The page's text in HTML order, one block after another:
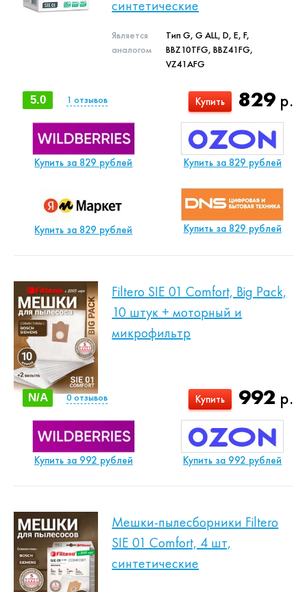
синтетические
Является
аналогом
Тип G, G ALL, D, E, F,
BBZ10TFG, BBZ41FG,
VZ41AFG
829 р.
Купить
5.0 1 отзывов
Купить за 829 рублей Купить за 829 рублей
Купить за 829 рублей Купить за 829 рублей
Filtero SIE 01 Comfort, Big Pack,
10 штук + моторный и
микрофильтр
992 р.
Купить
N/A 0отзывов
Купить за 992 рублей Купить за 992 рублей
Мешки-пылесборники Filtero
SIE 01 Comfort, 4 шт,
синтетические